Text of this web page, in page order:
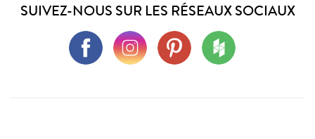
SUIVEZ-NOUS SUR LES RÉSEAUX SOCIAUX